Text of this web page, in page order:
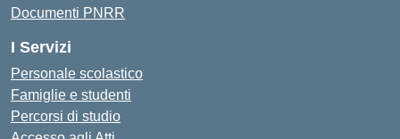
Documenti PNRR
I Servizi
Personale scolastico
Famiglie e studenti
Percorsi di studio